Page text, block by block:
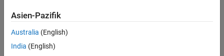
Asien-Pazifik
Australia (English)
India (English)